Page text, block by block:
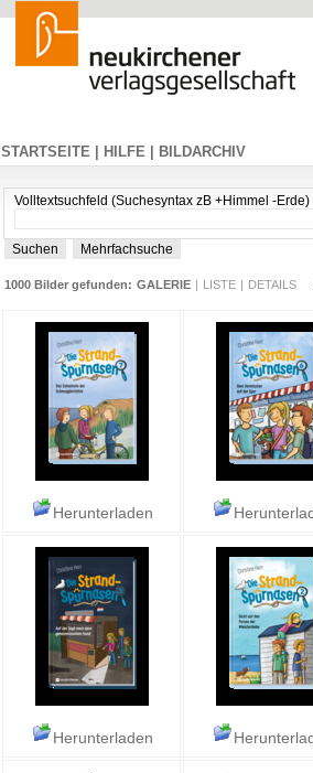
STARTSEITE | HILFE | BILDARCHIV
Volltextsuchfeld (Suchesyntax zB +Himmel -Erde)
1000 Bilder gefunden: GALERIE | LISTE | DETAILS
Herunterladen
Herunterladen